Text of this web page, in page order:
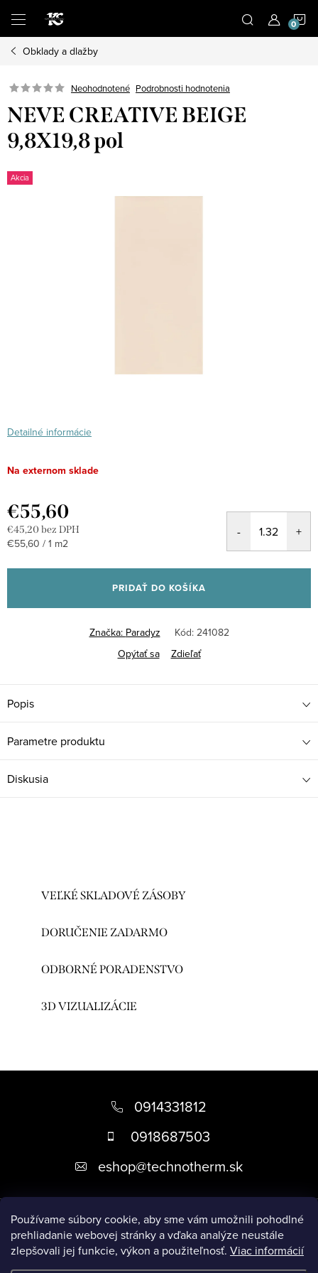
Používame súbory cookie, aby sme vám umožnili pohodlné
prehliadanie webovej stránky a vďaka analýze neustále
zlepšovali jej funkcie, výkon a použiteľnosť. Viac informácií
obsah
Obklady a dlažby
Neohodnotené Podrobnosti hodnotenia
NEVE CREATIVE BEIGE
9,8X19,8 pol
Akcia
Detailné informácie
Na externom sklade
€55,60
€45,20 bez DPH
Jednotková
€55,60 / 1 m2
PRIDAŤ DO KOŠÍKA
Značka: Paradyz Kód: 241082
Opýtať sa
Zdieľať
Popis
Parametre produktu
Diskusia
VEĽKÉ SKLADOVÉ ZÁSOBY
DORUČENIE ZADARMO
ODBORNÉ PORADENSTVO
3D VIZUALIZÁCIE
i
0914331812
0918687503
eshop@technotherm.sk
Informácie
Prijímame online platby